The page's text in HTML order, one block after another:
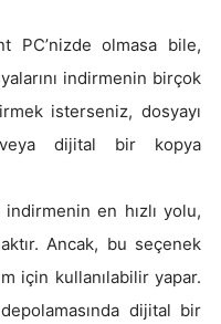
PC’nizde olmasa bile,
indirmenin birçok
isterseniz, dosyayı
veya dijital bir kopya
en hızlı yolu,
Ancak, bu seçenek
için kullanılabilir yapar.
dijital bir